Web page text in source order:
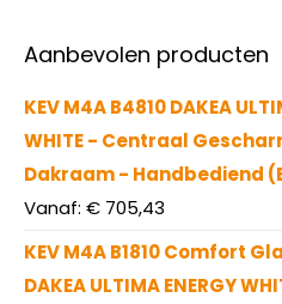
Aanbevolen producten
KEV M4A B4810 DAKEA
WHITE - Centraal
Dakraam - Handbediend
Vanaf: € 705,43
KEV M4A B1810 Comfort
DAKEA ULTIMA ENERGY